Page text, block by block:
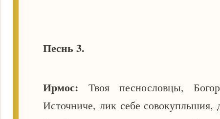
Песнь 3.
Ирмос:Твоя песнословцы,
Источниче, лик себе совокупльшия,